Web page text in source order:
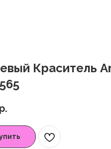
Краситель
р.